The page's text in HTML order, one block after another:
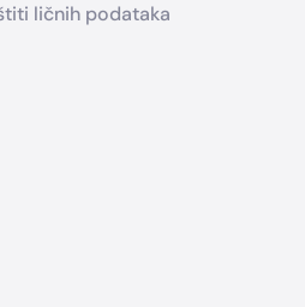
ličnih podataka